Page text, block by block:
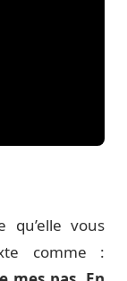
qu’elle vous
comme :